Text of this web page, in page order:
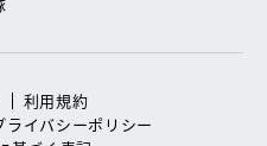
利用規約
ライバシーポリシー